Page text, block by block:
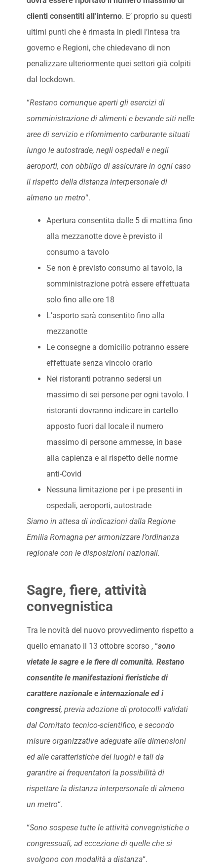
clienti consentiti all’interno. E’ proprio su questi
ultimi punti che è rimasta in piedi l’intesa tra
governo e Regioni, che chiedevano di non
penalizzare ulteriormente quei settori già colpiti
dal lockdown.
“Restano comunque aperti gli esercizi di
somministrazione di alimenti e bevande siti nelle
aree di servizio e rifornimento carburante situati
lungo le autostrade, negli ospedali e negli
aeroporti, con obbligo di assicurare in ogni caso
il rispetto della distanza interpersonale di
almeno un metro“.
Apertura consentita dalle 5 di mattina fino
alla mezzanotte dove è previsto il
consumo a tavolo
Se non è previsto consumo al tavolo, la
somministrazione potrà essere effettuata
solo fino alle ore 18
L’asporto sarà consentito fino alla
mezzanotte
Le consegne a domicilio potranno essere
effettuate senza vincolo orario
Nei ristoranti potranno sedersi un
massimo di sei persone per ogni tavolo. I
ristoranti dovranno indicare in cartello
apposto fuori dal locale il numero
massimo di persone ammesse, in base
alla capienza e al rispetto delle norme
anti-Covid
Nessuna limitazione per i pe presenti in
ospedali, aeroporti, autostrade
Siamo in attesa di indicazioni dalla Regione
Emilia Romagna per armonizzare l’ordinanza
regionale con le disposizioni nazionali.
Sagre, fiere, attività
convegnistica
Tra le novità del nuovo provvedimento rispetto a
quello emanato il 13 ottobre scorso , “sono
vietate le sagre e le fiere di comunità. Restano
consentite le manifestazioni fieristiche di
carattere nazionale e internazionale ed i
congressi, previa adozione di protocolli validati
dal Comitato tecnico-scientifico, e secondo
misure organizzative adeguate alle dimensioni
ed alle caratteristiche dei luoghi e tali da
garantire ai frequentatori la possibilità di
rispettare la distanza interpersonale di almeno
un metro“.
“Sono sospese tutte le attività convegnistiche o
congressuali, ad eccezione di quelle che si
svolgono con modalità a distanza“.